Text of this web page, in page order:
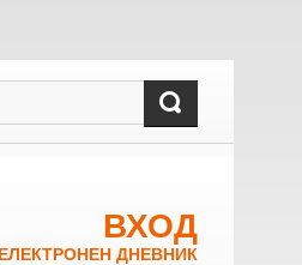
ВХОД
ДНЕВНИК